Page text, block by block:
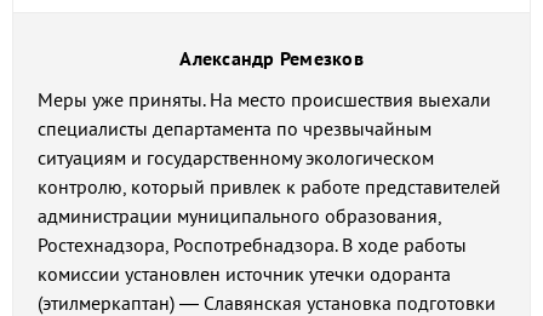
Александр Ремезков
Меры уже приняты. На место происшествия выехали
специалисты департамента по чрезвычайным
ситуациям и государственному экологическом
контролю, который привлек к работе представителей
администрации муниципального образования,
Ростехнадзора, Роспотребнадзора. В ходе работы
комиссии установлен источник утечки одоранта
(этилмеркаптан) — Славянская установка подготовки